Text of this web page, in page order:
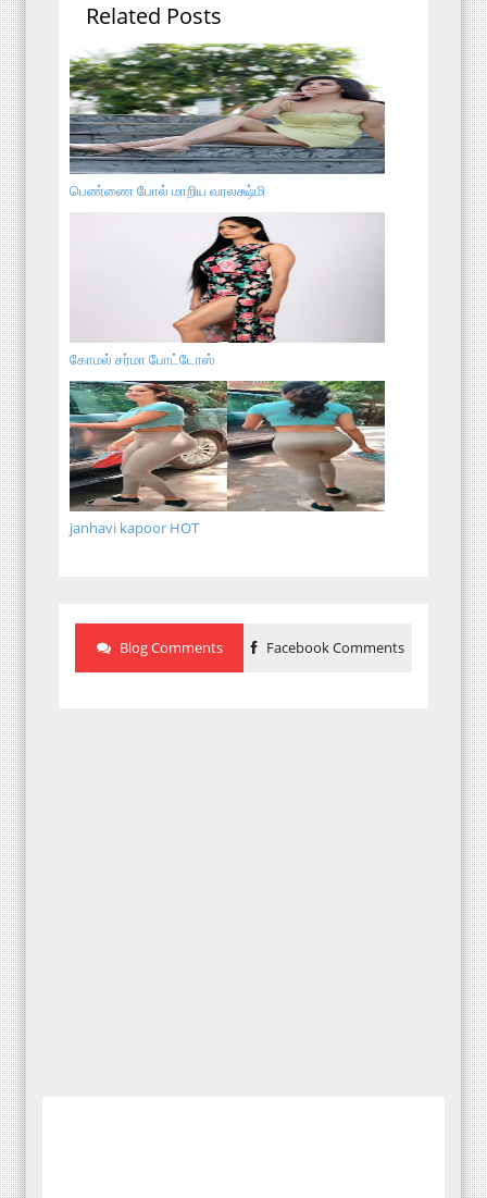
Related Posts
பெண்ணை போல் மாறிய வரலக்ஷ்மி
கோமல் சர்மா போட்டோஸ்
janhavi kapoor HOT
Blog Comments Facebook Comments